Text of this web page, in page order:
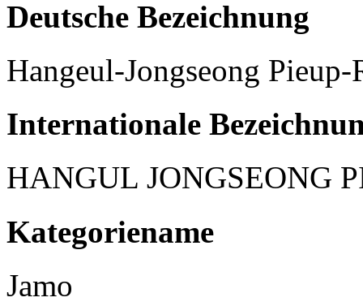
Deutsche Bezeichnung
Hangeul-Jongseong Pieup-
Internationale
HANGUL JONGSEONG
Kategoriename
Jamo